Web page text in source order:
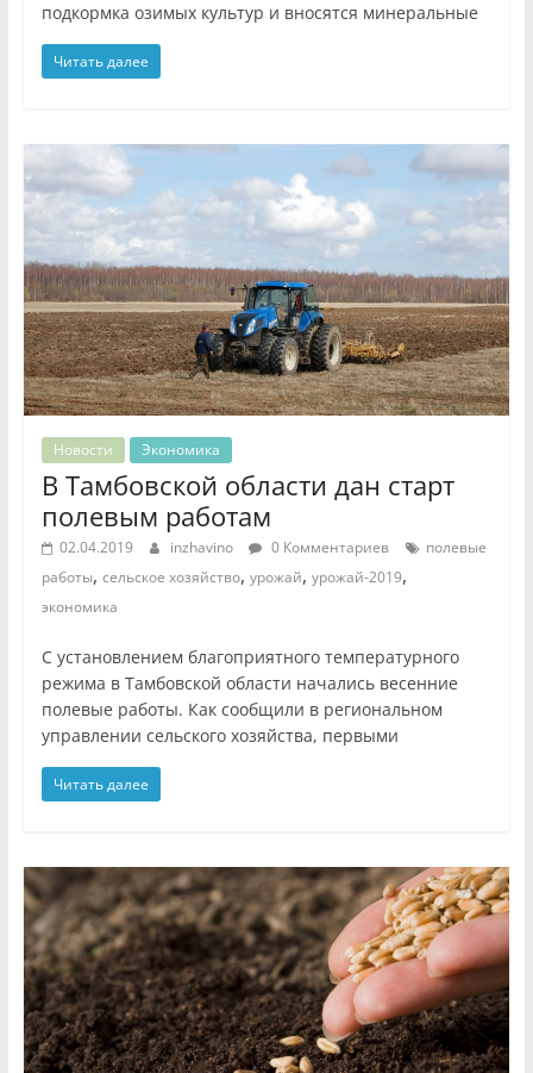
подкормка озимых культур и вносятся минеральные
Читать далее
Новости Экономика
В Тамбовской области дан старт
полевым работам
02.04.2019 inzhavino 0 Комментариев
полевые
работы, сельское хозяйство, урожай, урожай-2019,
экономика
С установлением благоприятного температурного
режима в Тамбовской области начались весенние
полевые работы. ​Как сообщили в региональном
управлении сельского хозяйства, первыми
Читать далее